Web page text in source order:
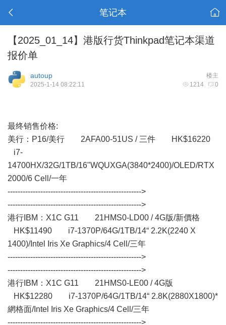
笔记本
【2025_01_14】港版行货Thinkpad笔记本渠道
报价单
楼主
autoup
1214 0
2025-1-14 08:22:11
最终销售价格:
美行： P16/美行 2AFA00-51US / 三件 HK$16220
i7-
14700HX/32G/1TB/16"WQUXGA(3840*2400)/OLED/RTX
2000/6 Cell/一年
----------------------------------------------------->
----------------------------------------------------->
港行IBM：X1C G11 21HMS0-LD00 / 4G版/新價格
HK$11490 i7-1370P/64G/1TB/14“ 2.2K(2240 X
1400)/Intel Iris Xe Graphics/4 Cell/三年
----------------------------------------------------->
----------------------------------------------------->
港行IBM：X1C G11 21HMS0-LE00 / 4G版
HK$12280 i7-1370P/64G/1TB/14“ 2.8K(2880X1800)*
網格面/Intel Iris Xe Graphics/4 Cell/三年
----------------------------------------------------->